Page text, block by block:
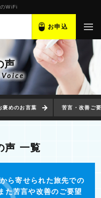
WiFi
お申込
声
Voice
褒めのお言葉 苦言・改善ご
声 一覧
ら寄せられた旅先での
た苦言や改善のご要望